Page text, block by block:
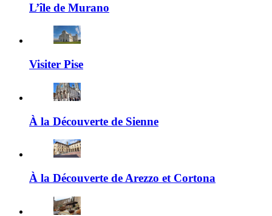
L’île de Murano
Visiter Pise
À la Découverte de Sienne
À la Découverte de Arezzo et Cortona